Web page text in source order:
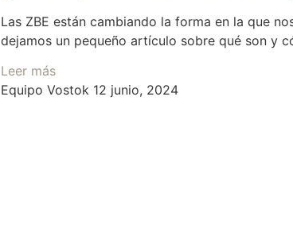
Las ZBE están cambiando la forma en la que
dejamos un pequeño artículo sobre qué son y
Leer más
Equipo Vostok 12 junio, 2024